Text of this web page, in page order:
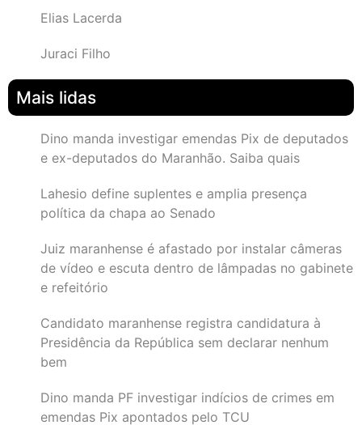
Elias Lacerda
Juraci Filho
Mais lidas
Dino manda investigar emendas Pix de deputados
e ex-deputados do Maranhão. Saiba quais
Lahesio define suplentes e amplia presença
política da chapa ao Senado
Juiz maranhense é afastado por instalar câmeras
de vídeo e escuta dentro de lâmpadas no gabinete
e refeitório
Candidato maranhense registra candidatura à
Presidência da República sem declarar nenhum
bem
Dino manda PF investigar indícios de crimes em
emendas Pix apontados pelo TCU